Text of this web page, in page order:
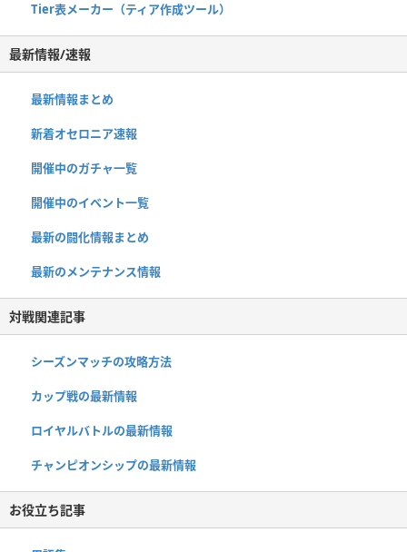
Tier表メーカー（ティア作成ツール）
最新情報/速報
最新情報まとめ
新着オセロニア速報
開催中のガチャ一覧
開催中のイベント一覧
最新の闘化情報まとめ
最新のメンテナンス情報
対戦関連記事
シーズンマッチの攻略方法
カップ戦の最新情報
ロイヤルバトルの最新情報
チャンピオンシップの最新情報
お役立ち記事